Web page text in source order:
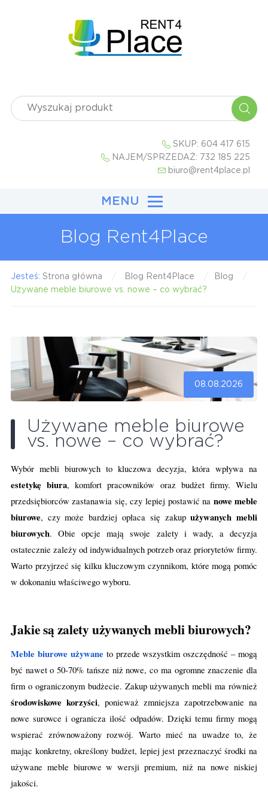
SKUP: 604 417 615
NAJEM/SPRZEDAŻ: 732 185 225
biuro@rent4place.pl
MENU
Blog Rent4Place
Jesteś: Strona główna Blog Rent4Place
Blog
Używane meble biurowe vs. nowe – co wybrać?
08.08.2026
Używane meble biurowe
vs. nowe – co wybrać?
Wybór mebli biurowych to kluczowa decyzja, która wpływa na
estetykę biura, komfort pracowników oraz budżet firmy. Wielu
przedsiębiorców zastanawia się, czy lepiej postawić na nowe meble
biurowe, czy może bardziej opłaca się zakupużywanych mebli
biurowych. Obie opcje mają swoje zalety i wady, a decyzja
ostatecznie zależy od indywidualnych potrzeb oraz priorytetów firmy.
Warto przyjrzeć się kilku kluczowym czynnikom, które mogą pomóc
w dokonaniu właściwego wyboru.
Jakie są zalety używanych mebli biurowych?
Meble biurowe używane to przede wszystkim oszczędność – mogą
być nawet o 50-70% tańsze niż nowe, co ma ogromne znaczenie dla
firm o ograniczonym budżecie. Zakup używanych mebli ma również
środowiskowe korzyści, ponieważ zmniejsza zapotrzebowanie na
nowe surowce i ogranicza ilość odpadów. Dzięki temu firmy mogą
wspierać zrównoważony rozwój. Warto mieć na uwadze to, że
mając konkretny, określony budżet, lepiej jest przeznaczyć środki na
używane meble biurowe w wersji premium, niż na nowe niskiej
jakości.